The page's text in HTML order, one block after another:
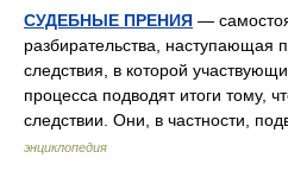
СУДЕБНЫЕ ПРЕНИЯ —
разбирательства, наступающая
следствия, в которой
процесса подводят итоги тому,
следствии. Они, в частности,
энциклопедия